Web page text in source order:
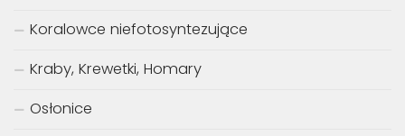
Koralowce niefotosyntezujące
Kraby, Krewetki, Homary
Osłonice